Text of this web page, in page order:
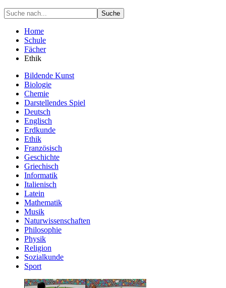
Suche
Home
Schule
Fächer
Ethik
Bildende Kunst
Biologie
Chemie
Darstellendes Spiel
Deutsch
Englisch
Erdkunde
Ethik
Französisch
Geschichte
Griechisch
Informatik
Italienisch
Latein
Mathematik
Musik
Naturwissenschaften
Philosophie
Physik
Religion
Sozialkunde
Sport